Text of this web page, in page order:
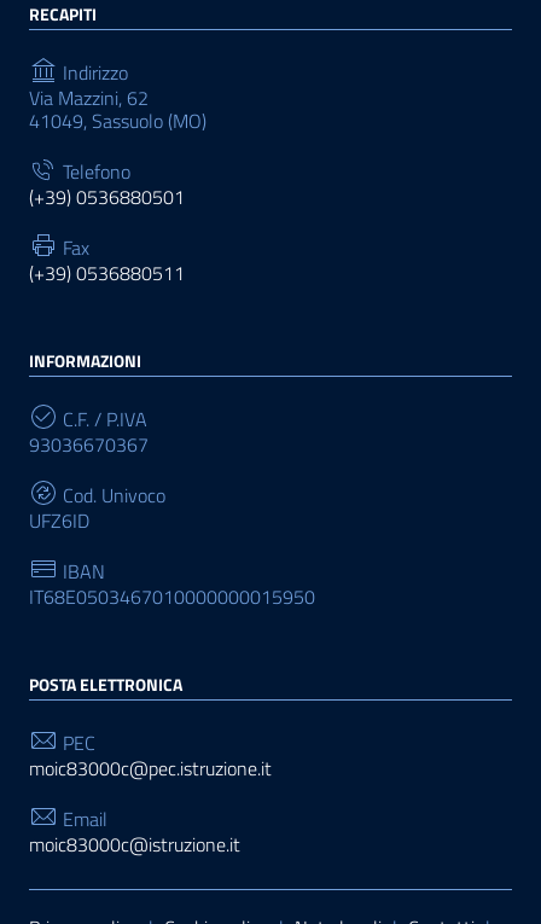
RECAPITI
Indirizzo
Via Mazzini, 62
41049, Sassuolo (MO)
Telefono
(+39) 0536880501
Fax
(+39) 0536880511
INFORMAZIONI
C.F. / P.IVA
93036670367
Cod. Univoco
UFZ6ID
IBAN
IT68E0503467010000000015950
POSTA ELETTRONICA
PEC
moic83000c@pec.istruzione.it
Email
moic83000c@istruzione.it